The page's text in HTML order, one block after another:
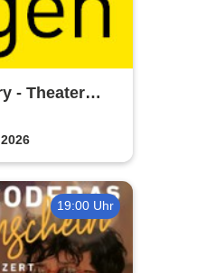
- Theater
19:00 Uhr